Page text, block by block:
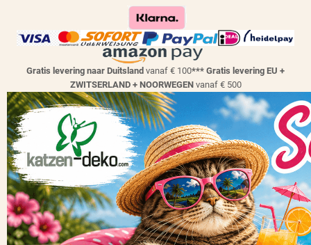
Gratis levering naar Duitsland vanaf € 100*** Gratis levering EU +
ZWITSERLAND + NOORWEGEN vanaf € 500